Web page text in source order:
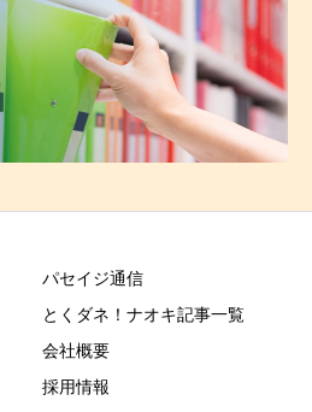
パセイジ通信
とくダネ！ナオキ記事一覧
会社概要
採用情報